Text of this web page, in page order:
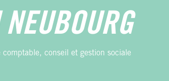
comptable, conseil et gestion sociale